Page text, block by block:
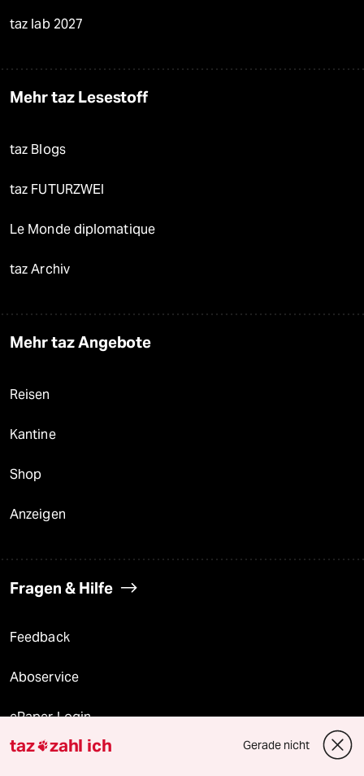
taz lab 2027
Mehr taz Lesestoff
taz Blogs
taz FUTURZWEI
Le Monde diplomatique
taz Archiv
Mehr taz Angebote
Reisen
Kantine
Shop
Anzeigen
Fragen & Hilfe
Feedback
Aboservice
ePaper Login
Downloads für Abonnierende
taz zahl ich Gerade nicht